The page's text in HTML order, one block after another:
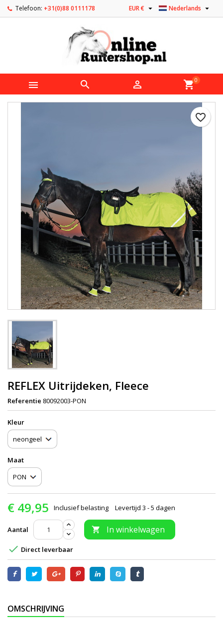
Telefoon: +31(0)88 0111178 Nederlands 
EUR € 
   shopping_cart0
favorite_border
REFLEX Uitrijdeken, Fleece
Referentie 80092003-PON
Kleur
Maat
€ 49,95 Inclusief belasting Levertijd 3 - 5 dagen
Aantal  In winkelwagen
 Direct leverbaar
OMSCHRIJVING